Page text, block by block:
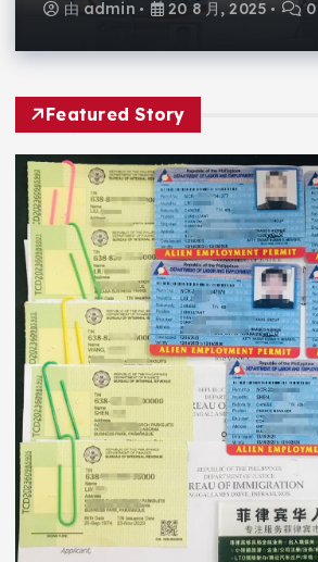
由 admin 20 8 月, 2025 0
Featured Story